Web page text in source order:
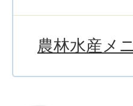
農林水産メ